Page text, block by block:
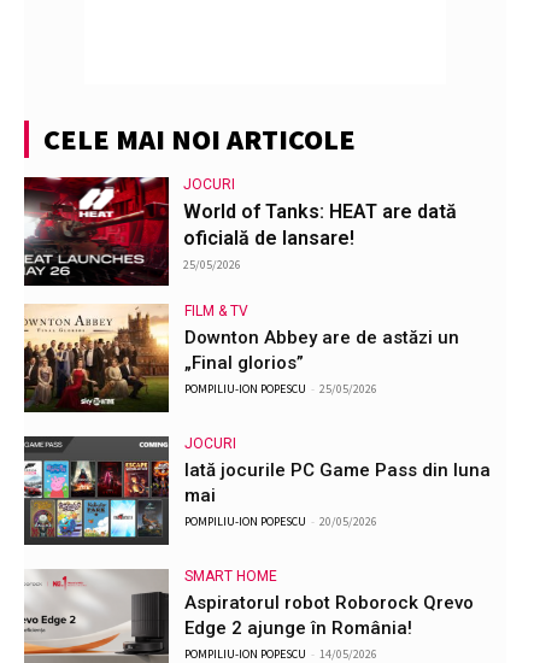
CELE MAI NOI ARTICOLE
JOCURI
World of Tanks: HEAT are dată
oficială de lansare!
25/05/2026
FILM & TV
Downton Abbey are de astăzi un
„Final glorios”
POMPILIU-ION POPESCU - 25/05/2026
JOCURI
Iată jocurile PC Game Pass din luna
mai
POMPILIU-ION POPESCU - 20/05/2026
SMART HOME
Aspiratorul robot Roborock Qrevo
Edge 2 ajunge în România!
POMPILIU-ION POPESCU - 14/05/2026